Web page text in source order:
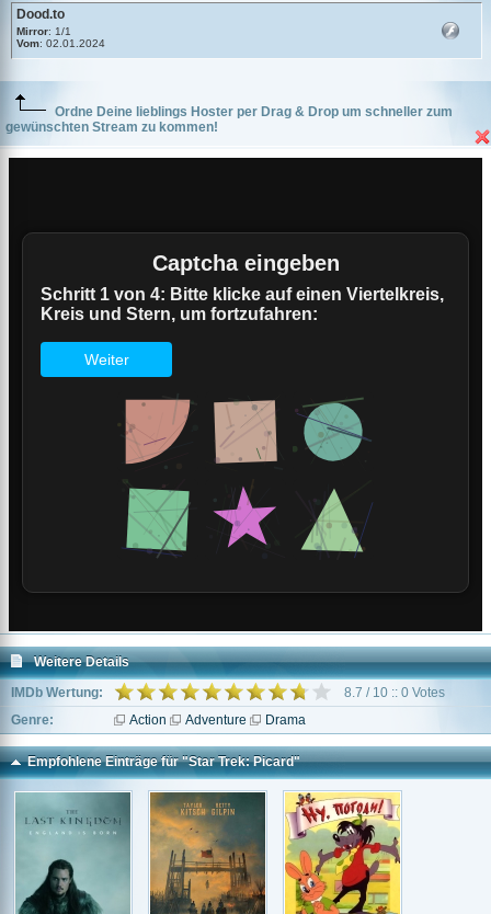
Dood.to
Mirror: 1/1
Vom: 02.01.2024
Ordne Deine lieblings Hoster per Drag & Drop um schneller zum
gewünschten Stream zu kommen!
Weitere Details
IMDb Wertung:
8.7 / 10 :: 0 Votes
Genre:
Action Adventure Drama
Empfohlene Einträge für "Star Trek: Picard"